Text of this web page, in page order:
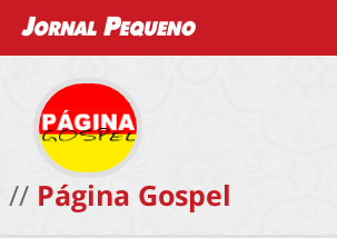
// Página Gospel